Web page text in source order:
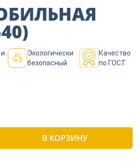
Экологически
безопасный
Качество
по ГОСТ
В КОРЗИНУ